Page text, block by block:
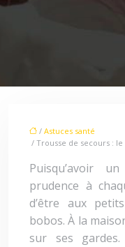
/ Astuces santé
/ Trousse de secours :
Puisqu’avoir
prudence à
d’être aux
bobos. À la
sur ses